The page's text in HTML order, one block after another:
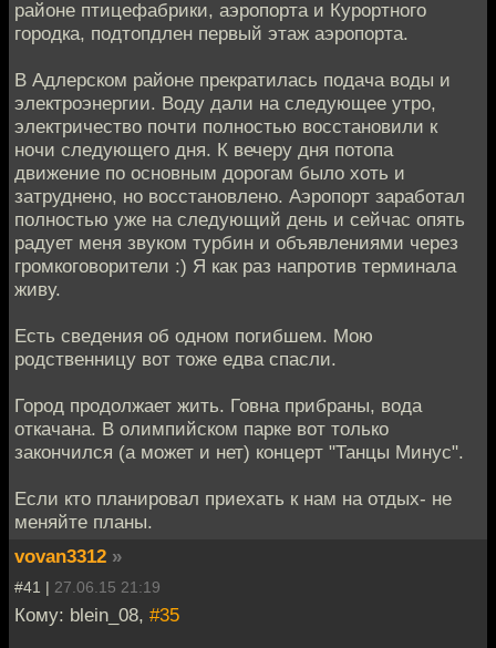
районе птицефабрики, аэропорта и Курортного
городка, подтопдлен первый этаж аэропорта.
В Адлерском районе прекратилась подача воды и
электроэнергии. Воду дали на следующее утро,
электричество почти полностью восстановили к
ночи следующего дня. К вечеру дня потопа
движение по основным дорогам было хоть и
затруднено, но восстановлено. Аэропорт заработал
полностью уже на следующий день и сейчас опять
радует меня звуком турбин и объявлениями через
громкоговорители :) Я как раз напротив терминала
живу.
Есть сведения об одном погибшем. Мою
родственницу вот тоже едва спасли.
Город продолжает жить. Говна прибраны, вода
откачана. В олимпийском парке вот только
закончился (а может и нет) концерт "Танцы Минус".
Если кто планировал приехать к нам на отдых- не
меняйте планы.
vovan3312 »
#41 | 27.06.15 21:19
Кому: blein_08, #35